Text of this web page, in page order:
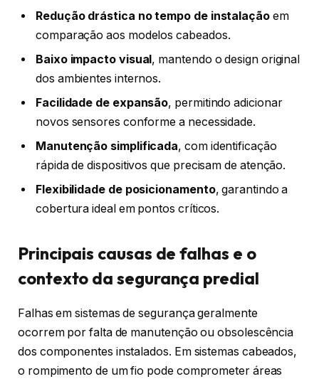
Redução drástica no tempo de instalaçãoem
comparação aos modelos cabeados.
Baixo impacto visual, mantendo o design original
dos ambientes internos.
Facilidade de expansão, permitindo adicionar
novos sensores conforme a necessidade.
Manutenção simplificada, com identificação
rápida de dispositivos que precisam de atenção.
Flexibilidade de posicionamento, garantindo a
cobertura ideal em pontos críticos.
Principais causas de falhas e o
contexto da segurança predial
Falhas em sistemas de segurança geralmente
ocorrem por falta de manutenção ou obsolescência
dos componentes instalados. Em sistemas cabeados,
o rompimento de um fio pode comprometer áreas